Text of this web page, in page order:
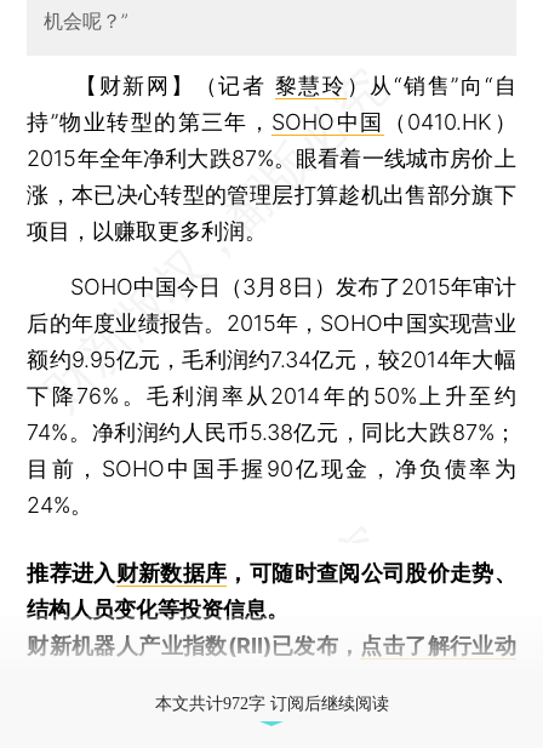
机会呢？”
【财新网】（记者 黎慧玲 ） 从“销售”向“自
持”物业转型的第三年， SOHO中国
（0410.HK）
2015年全年净利大跌87%。眼看着一线城市房价上
涨，本已决心转型的管理层打算趁机出售部分旗下
项目，以赚取更多利润。
SOHO中国今日（3月8日）发布了2015年审计
后的年度业绩报告。2015年，SOHO中国实现营业
额约9.95亿元，毛利润约7.34亿元，较2014年大幅
下降76%。毛利润率从2014年的50%上升至约
74%。净利润约人民币5.38亿元，同比大跌87%；
目前，SOHO中国手握90亿现金，净负债率为
24%。
推荐进入财新数据库 ，可随时查阅公司股价走势、
结构人员变化等投资信息。
财新机器人产业指数(RII)已发布， 点击了解行业动
本文共计972字 订阅后继续阅读